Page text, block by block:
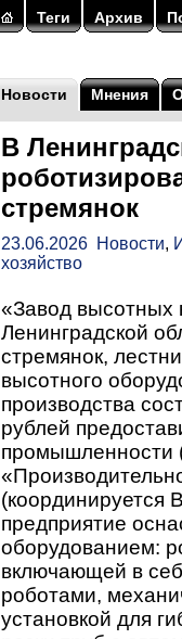
Теги Архив
Новости Мнения
В
стремянок
23.06.2026 Новости,
хозяйство
«Завод высотных
Ленинградской
стремянок,
высотного
производства
рублей
промышленности
предприятие
оборудованием:
включающей в
роботами,
установкой для